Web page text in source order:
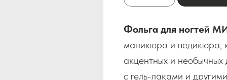
Фольга для ногтей
маникюра и педикюра,
акцентных и
с гель-лаками и